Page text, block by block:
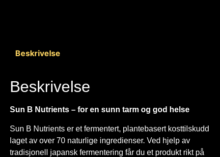
Beskrivelse
Beskrivelse
Sun B Nutrients – for en sunn tarm og god helse
Sun B Nutrients er et fermentert, plantebasert kosttilskudd
laget av over 70 naturlige ingredienser. Ved hjelp av
tradisjonell japansk fermentering får du et produkt rikt på